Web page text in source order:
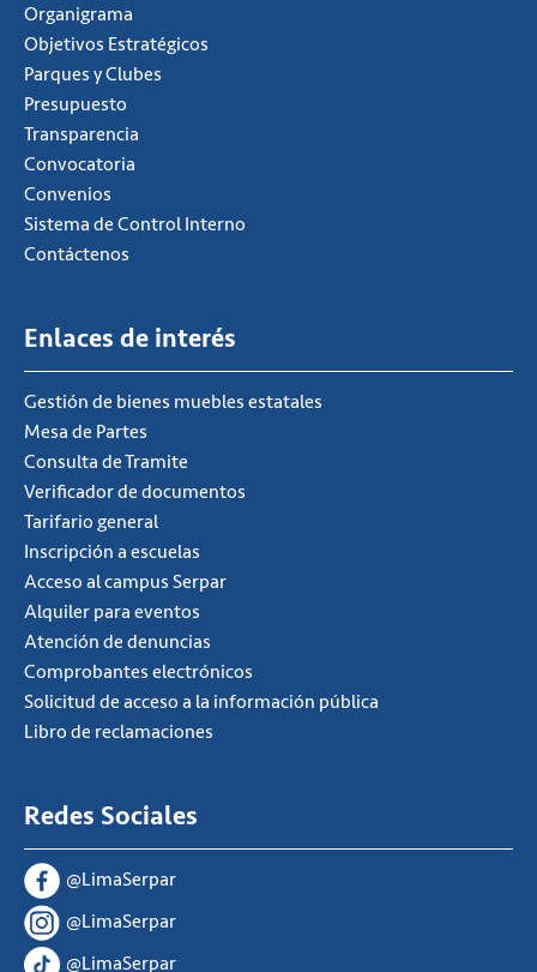
Organigrama
Objetivos Estratégicos
Parques y Clubes
Presupuesto
Transparencia
Convocatoria
Convenios
Sistema de Control Interno
Contáctenos
Enlaces de interés
Gestión de bienes muebles estatales
Mesa de Partes
Consulta de Tramite
Verificador de documentos
Tarifario general
Inscripción a escuelas
Acceso al campus Serpar
Alquiler para eventos
Atención de denuncias
Comprobantes electrónicos
Solicitud de acceso a la información pública
Libro de reclamaciones
Redes Sociales
@LimaSerpar
@LimaSerpar
@LimaSerpar